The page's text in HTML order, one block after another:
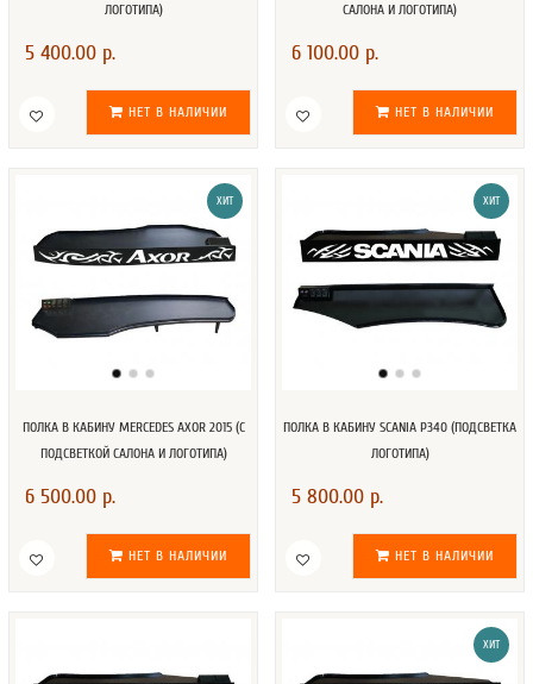
ЛОГОТИПА)
5 400.00 р.
НЕТ В НАЛИЧИИ
САЛОНА И ЛОГОТИПА)
6 100.00 р.
НЕТ В НАЛИЧИИ
ХИТ
ПОЛКА В КАБИНУ MERCEDES AXOR 2015 (С
ПОДСВЕТКОЙ САЛОНА И ЛОГОТИПА)
6 500.00 р.
НЕТ В НАЛИЧИИ
ХИТ
ПОЛКА В КАБИНУ SCANIA P340 (ПОДСВЕТКА
ЛОГОТИПА)
5 800.00 р.
НЕТ В НАЛИЧИИ
ХИТ